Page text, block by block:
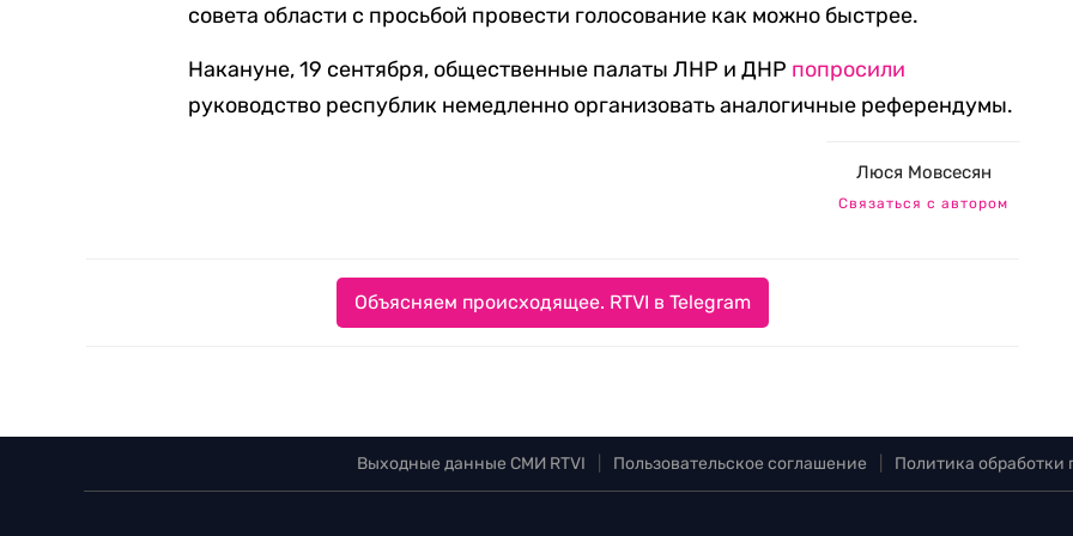
совета области с просьбой провести голосование как можно быстрее.
Накануне, 19 сентября, общественные палаты ЛНР и ДНР попросили
руководство республик немедленно организовать аналогичные референдумы.
Люся Мовсесян
Связаться с автором
Объясняем происходящее. RTVI в Telegram
Выходные данные СМИ RTVI Пользовательское соглашение Политика